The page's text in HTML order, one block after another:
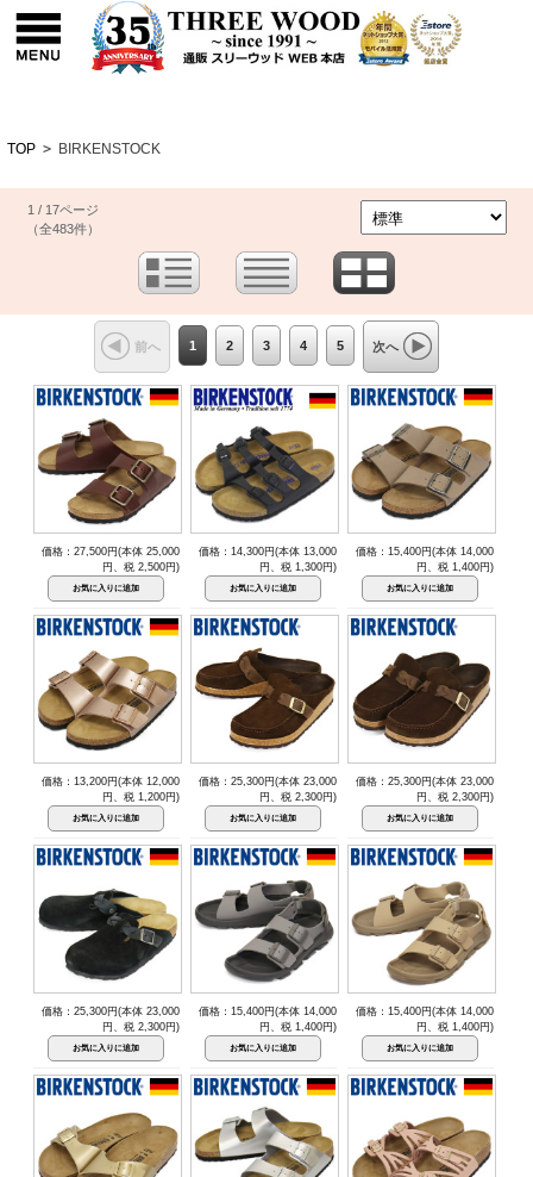
TOP > BIRKENSTOCK
1 / 17ページ
（全483件）
前へ 1 2 3 4 5 次へ
価格：27,500円(本体 25,000
円、税 2,500円)
価格：14,300円(本体 13,000
円、税 1,300円)
価格：15,400円(本体 14,000
円、税 1,400円)
価格：13,200円(本体 12,000
円、税 1,200円)
価格：25,300円(本体 23,000
円、税 2,300円)
価格：25,300円(本体 23,000
円、税 2,300円)
価格：25,300円(本体 23,000
円、税 2,300円)
価格：15,400円(本体 14,000
円、税 1,400円)
価格：15,400円(本体 14,000
円、税 1,400円)